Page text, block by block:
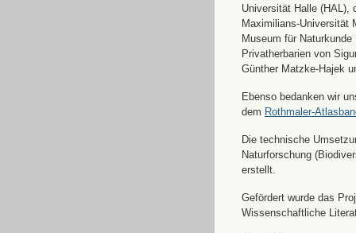
Universität Halle (HAL),
Maximilians-Universität
Museum für
Privatherbarien von
Günther Matzke-Hajek
Ebenso bedanken wir
dem Rothmaler-
Die technische
Naturforschung
erstellt.
Gefördert wurde das
Wissenschaftliche